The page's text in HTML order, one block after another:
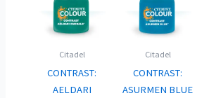
Citadel
CONTRAST:
AELDARI
Citadel
CONTRAST:
ASURMEN BLUE